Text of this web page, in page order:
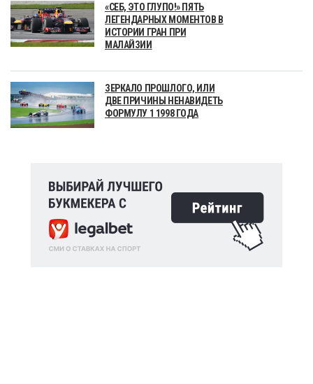
«СЕБ, ЭТО ГЛУПО!» ПЯТЬ
ЛЕГЕНДАРНЫХ МОМЕНТОВ В
ИСТОРИИ ГРАН ПРИ
МАЛАЙЗИИ
ЗЕРКАЛО ПРОШЛОГО, ИЛИ
ДВЕ ПРИЧИНЫ НЕНАВИДЕТЬ
ФОРМУЛУ 1 1998 ГОДА